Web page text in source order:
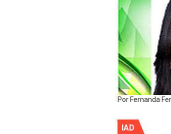
Por Fernanda
IAD